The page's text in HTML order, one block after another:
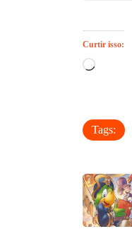
Curtir isso:
Tags: